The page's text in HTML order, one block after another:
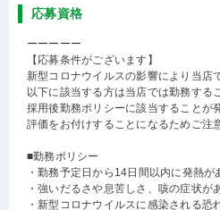
応募資格
ーーーーー
【応募条件がございます】
新型コロナウイルスの影響により当店
以下に該当する方は当店では勤務す
採用後勤務ポリシーに該当することが
評価をお付けすることになるためご注
■勤務ポリシー
・勤務予定日から14日間以内に発熱が
・強いだるさや息苦しさ、咳の症状が
・新型コロナウイルスに感染される